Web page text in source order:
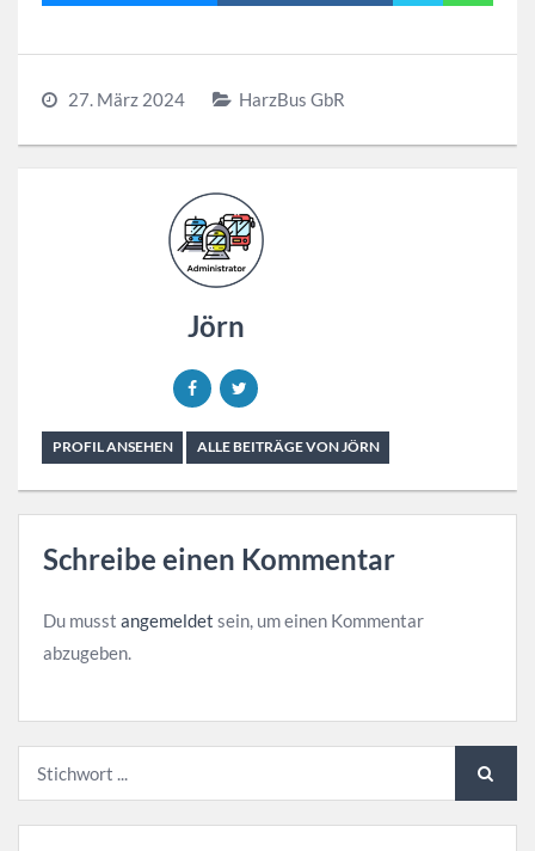
27. März 2024 HarzBus GbR
Jörn
PROFIL ANSEHEN ALLE BEITRÄGE VON JÖRN
Schreibe einen Kommentar
Du musst angemeldet sein, um einen Kommentar
abzugeben.